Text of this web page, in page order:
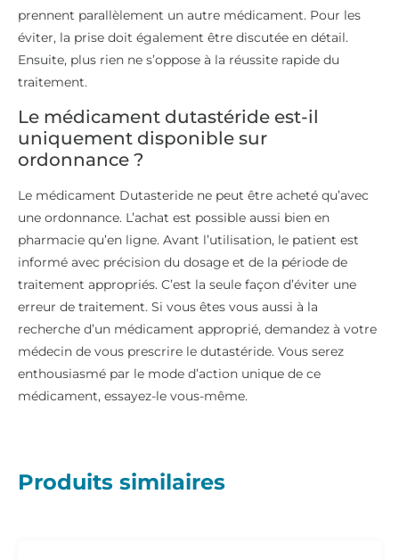
prennent parallèlement un autre médicament. Pour les
éviter, la prise doit également être discutée en détail.
Ensuite, plus rien ne s’oppose à la réussite rapide du
traitement.
Le médicament dutastéride est-il
uniquement disponible sur
ordonnance ?
Le médicament Dutasteride ne peut être acheté qu’avec
une ordonnance. L’achat est possible aussi bien en
pharmacie qu’en ligne. Avant l’utilisation, le patient est
informé avec précision du dosage et de la période de
traitement appropriés. C’est la seule façon d’éviter une
erreur de traitement. Si vous êtes vous aussi à la
recherche d’un médicament approprié, demandez à votre
médecin de vous prescrire le dutastéride. Vous serez
enthousiasmé par le mode d’action unique de ce
médicament, essayez-le vous-même.
Produits similaires